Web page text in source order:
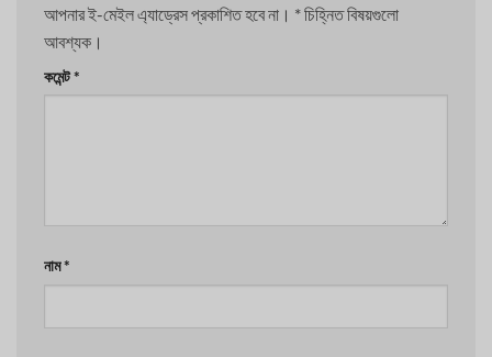
আপনার ই-মেইল এ্যাড্রেস প্রকাশিত হবে না। *চিহ্নিত বিষয়গুলো
আবশ্যক।
কমেন্ট*
নাম*